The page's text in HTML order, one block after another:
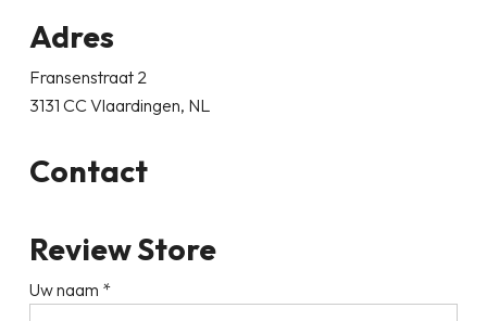
Adres
Fransenstraat 2
3131 CC Vlaardingen, NL
Contact
Review Store
Uw naam *